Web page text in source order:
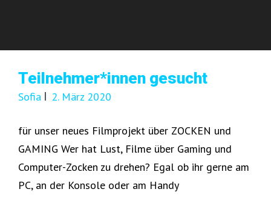
Teilnehmer*innen gesucht
Sofia 2. März 2020
für unser neues Filmprojekt über ZOCKEN und
GAMING Wer hat Lust, Filme über Gaming und
Computer-Zocken zu drehen? Egal ob ihr gerne am
PC, an der Konsole oder am Handy